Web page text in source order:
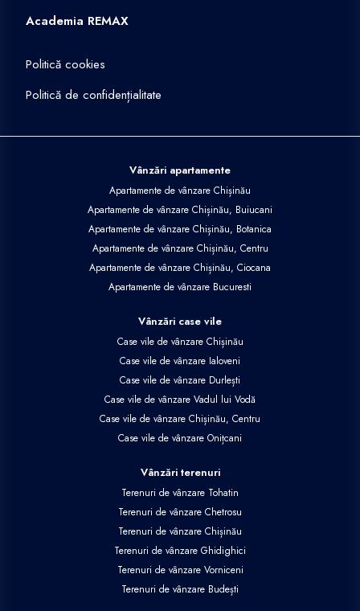
Academia REMAX
Politică cookies
Politică de confidențialitate
Vânzări apartamente
Apartamente de vânzare Chișinău
Apartamente de vânzare Chișinău, Buiucani
Apartamente de vânzare Chișinău, Botanica
Apartamente de vânzare Chișinău, Centru
Apartamente de vânzare Chișinău, Ciocana
Apartamente de vânzare Bucuresti
Vânzări case vile
Case vile de vânzare Chișinău
Case vile de vânzare Ialoveni
Case vile de vânzare Durlești
Case vile de vânzare Vadul lui Vodă
Case vile de vânzare Chișinău, Centru
Case vile de vânzare Onițcani
Vânzări terenuri
Terenuri de vânzare Tohatin
Terenuri de vânzare Chetrosu
Terenuri de vânzare Chișinău
Terenuri de vânzare Ghidighici
Terenuri de vânzare Vorniceni
Terenuri de vânzare Budești